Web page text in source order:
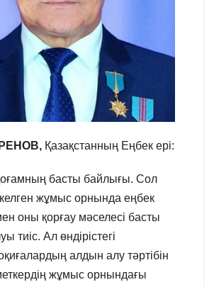
Қазақстанның Еңбек ері:
басты байлығы. Сол
келген жұмыс орнында еңбек
мен оны қорғау мәселесі басты
тиіс. Ал өндірістегі
алдын алу тәртібін
жұмыс орнындағы